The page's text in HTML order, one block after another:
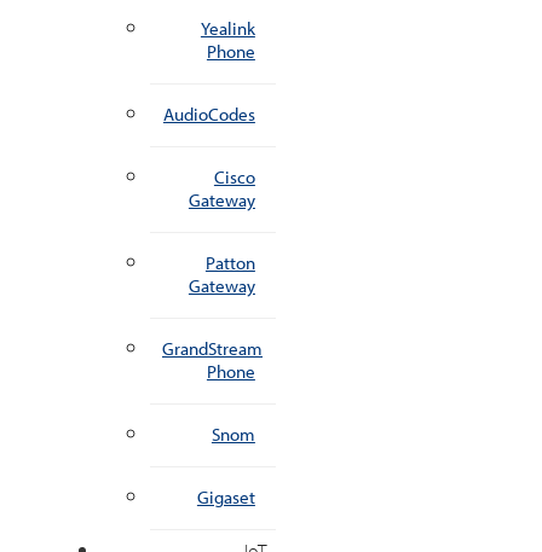
Yealink
Phone
AudioCodes
Cisco
Gateway
Patton
Gateway
GrandStream
Phone
Snom
Gigaset